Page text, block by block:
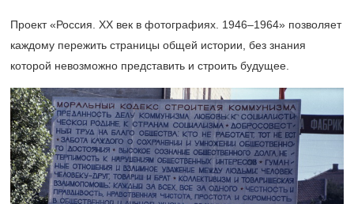
Проект «Россия. ХХ век в фотографиях. 1946–1964» позволяет
каждому пережить страницы общей истории, без знания
которой невозможно представить и строить будущее.